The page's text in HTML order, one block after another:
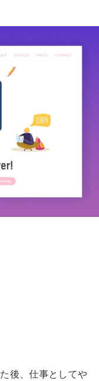
後、仕事としてや